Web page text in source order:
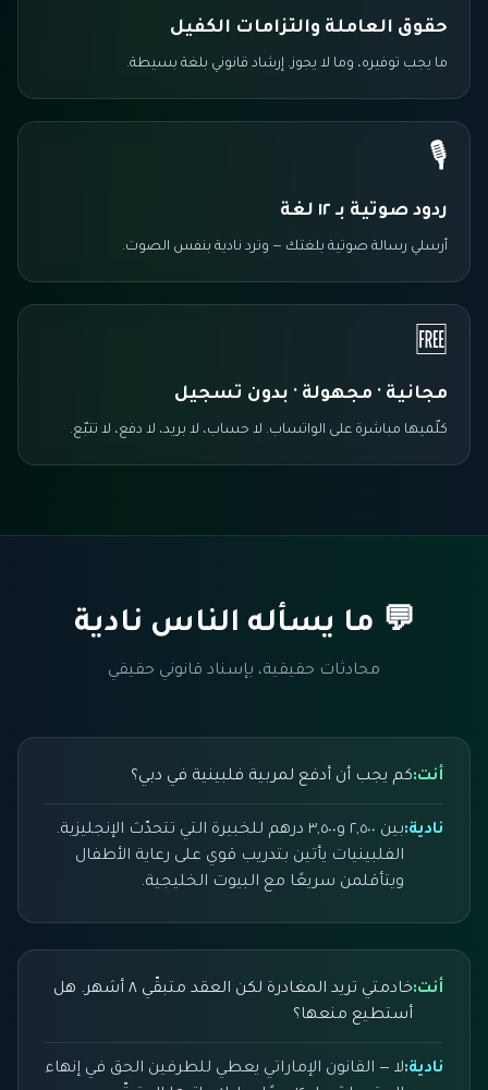
حقوق العاملة والتزامات الكفيل
ما يجب توفيره، وما لا يجوز. إرشاد قانوني بلغة بسيطة.
🎙️
ردود صوتية بـ ١٢ لغة
أرسلي رسالة صوتية بلغتك — وترد نادية بنفس الصوت.
🆓
مجانية · مجهولة · بدون تسجيل
كلّميها مباشرة على الواتساب. لا حساب، لا بريد، لا دفع، لا تتبّع.
💬 ما يسأله الناس نادية
محادثات حقيقية، بإسناد قانوني حقيقي
أنت:كم يجب أن أدفع لمربية فلبينية في دبي؟
نادية:
بين ٢,٥٠٠ و٣,٥٠٠ درهم للخبيرة التي تتحدّث الإنجليزية.
الفلبينيات يأتين بتدريب قوي على رعاية الأطفال
ويتأقلمن سريعًا مع البيوت الخليجية.
أنت:
خادمتي تريد المغادرة لكن العقد متبقّي ٨ أشهر. هل
أستطيع منعها؟
نادية:لا — القانون الإماراتي يعطي للطرفين الحق في إنهاء